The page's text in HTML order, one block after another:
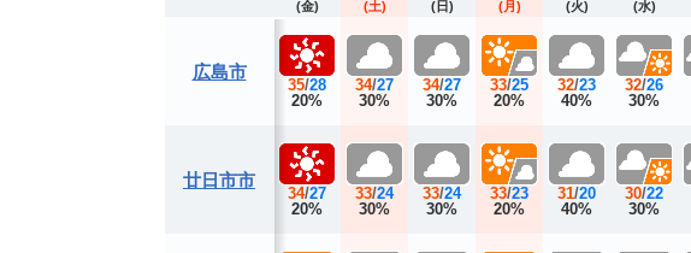
広島市
廿日市市
(金)
35/28
20%
34/27
20%
(土)
34/27
30%
33/24
30%
(日)
34/27
30%
33/24
30%
(月)
33/25
20%
33/23
20%
(火)
32/23
40%
31/20
40%
(水)
32/26
30%
30/22
30%